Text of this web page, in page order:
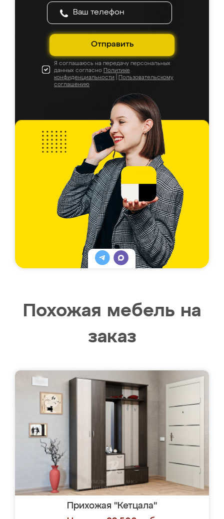
Отправить
Я соглашаюсь на передачу персональных
данных согласно Политике
конфиденциальности
Пользовательскому
соглашению
Похожая мебель на
заказ
Прихожая "Кетцала"